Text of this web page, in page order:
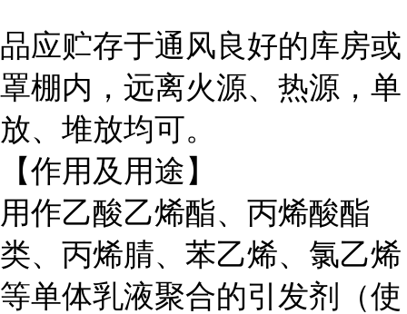
品应贮存于通风良好的库房或
罩棚内，远离火源、热源，单
放、堆放均可。
【作用及用途】
用作乙酸乙烯酯、丙烯酸酯
类、丙烯腈、苯乙烯、氯乙烯
等单体乳液聚合的引发剂（使